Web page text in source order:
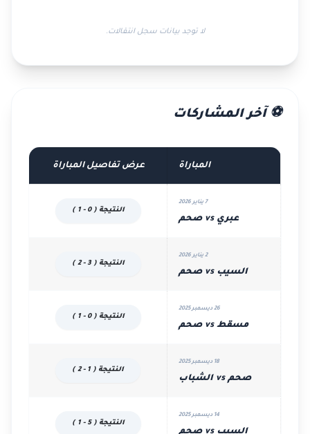
لا توجد بيانات سجل انتقالات.
⚽ آخر المشاركات
المباراة عرض تفاصيل المباراة
7 يناير 2026
عبري vs صحم
النتيجة ( 0 - 1 )
2 يناير 2026
السيب vs صحم
النتيجة ( 3 - 2 )
26 ديسمبر 2025
مسقط vs صحم
النتيجة ( 0 - 1 )
18 ديسمبر 2025
صحم vs الشباب
النتيجة ( 1 - 2 )
14 ديسمبر 2025
السيب vs صحم
النتيجة ( 5 - 1 )